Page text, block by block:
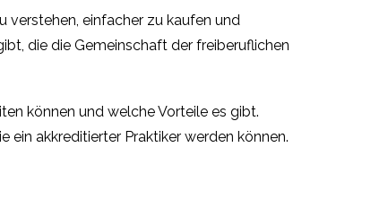
verstehen, einfacher zu kaufen und
die die Gemeinschaft der freiberuflichen
können und welche Vorteile es gibt.
ein akkreditierter Praktiker werden können.